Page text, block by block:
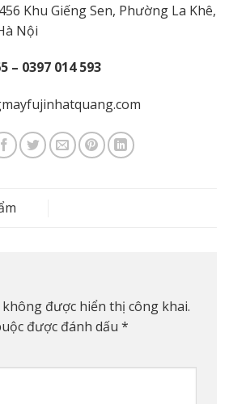
Khu Giếng Sen, Phường La Khê,
Nội
– 0397 014 593
không được hiển thị công khai.
được đánh dấu *